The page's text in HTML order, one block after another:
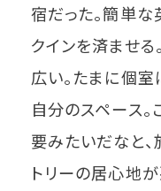
宿だった。簡単な
クインを済ませる
広い。たまに個室
自分のスペース
要みたいだなと、
トリーの居心地